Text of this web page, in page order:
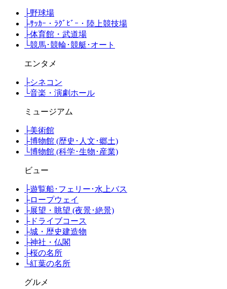
├野球場
├ｻｯｶｰ・ﾗｸﾞﾋﾞｰ・陸上競技場
├体育館・武道場
└競馬･競輪･競艇･オート
エンタメ
├シネコン
└音楽・演劇ホール
ミュージアム
├美術館
├博物館 (歴史･人文･郷土)
└博物館 (科学･生物･産業)
ビュー
├遊覧船･フェリー･水上バス
├ロープウェイ
├展望・眺望 (夜景･絶景)
├ドライブコース
├城・歴史建造物
├神社・仏閣
├桜の名所
└紅葉の名所
グルメ